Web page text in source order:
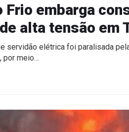
Frio embarga
alta tensão em
servidão elétrica foi paralisada
por meio…